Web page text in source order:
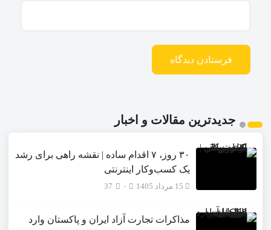
جدیدترین مقالات و اخبار
۳۰ روز، ۷ اقدام ساده | نقشه راهی برای رشد
یک کسب‌وکار اینترنتی
15 مرداد 1405 37
مذاکرات تجارت آزاد ایران و پاکستان وارد